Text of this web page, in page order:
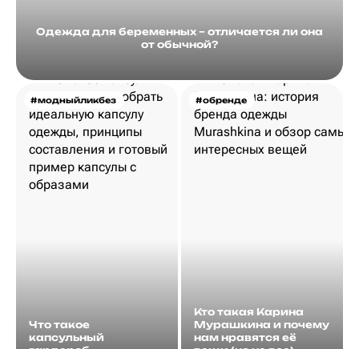
Одежда для беременных – отличается ли она
от обычной?
#модныйликбез
Что такое
капсульный
#обренде
Кто такая Карина
Мурашкина и почему
нам нравятся её